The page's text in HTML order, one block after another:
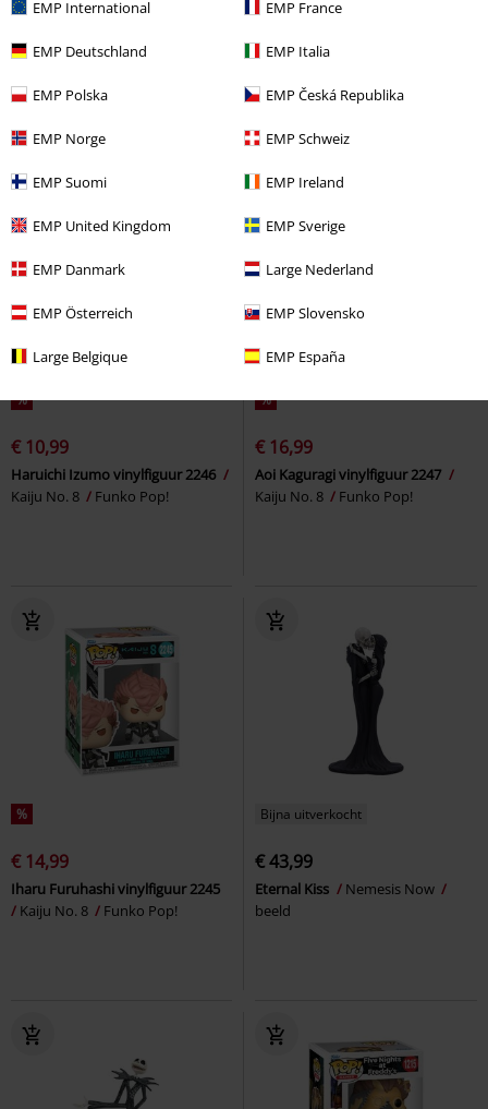
EMP International EMP France
EMP Deutschland EMP Italia
EMP Polska EMP Česká Republika
EMP Norge EMP Schweiz
EMP Suomi EMP Ireland
EMP United Kingdom EMP Sverige
EMP Danmark Large Nederland
EMP Österreich EMP Slovensko
Large Belgique EMP España
€ 17,99
The Thing R.J. MacReady Vinyl
Figurine 1950
Funko Pop!
Isao Shinomiya vinylfiguur 2248
Kaiju No. 8
%
€ 10,99
Haruichi Izumo vinylfiguur 2246
Kaiju No. 8
Funko Pop!
%
€ 16,99
Aoi Kaguragi vinylfiguur 2247
Kaiju No. 8
Funko Pop!
%
€ 14,99
Iharu Furuhashi vinylfiguur 2245
Kaiju No. 8
Funko Pop!
Bijna uitverkocht
€ 43,99
Eternal Kiss
Nemesis Now
beeld